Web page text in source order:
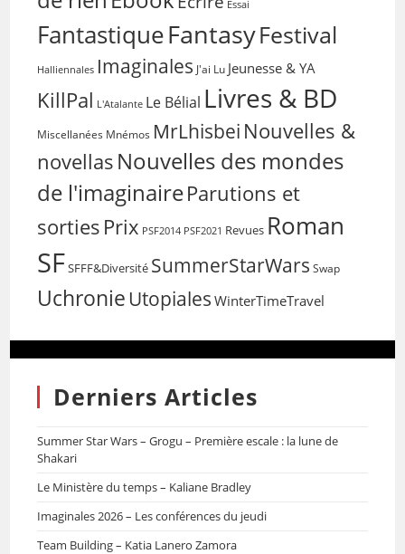
Essai
FantastiqueFantasyFestival
Halliennales Imaginales J'ai Lu Jeunesse & YA
KillPal L'Atalante Le Bélial Livres & BD
Miscellanées Mnémos MrLhisbei Nouvelles &
novellas Nouvelles des mondes
de l'imaginaireParutions et
sorties Prix PSF2014 PSF2021 Revues Roman
SFSFFF&Diversité SummerStarWars Swap
Uchronie Utopiales WinterTimeTravel
Derniers Articles
Summer Star Wars – Grogu – Première escale : la lune de
Shakari
Le Ministère du temps – Kaliane Bradley
Imaginales 2026 – Les conférences du jeudi
Team Building – Katia Lanero Zamora